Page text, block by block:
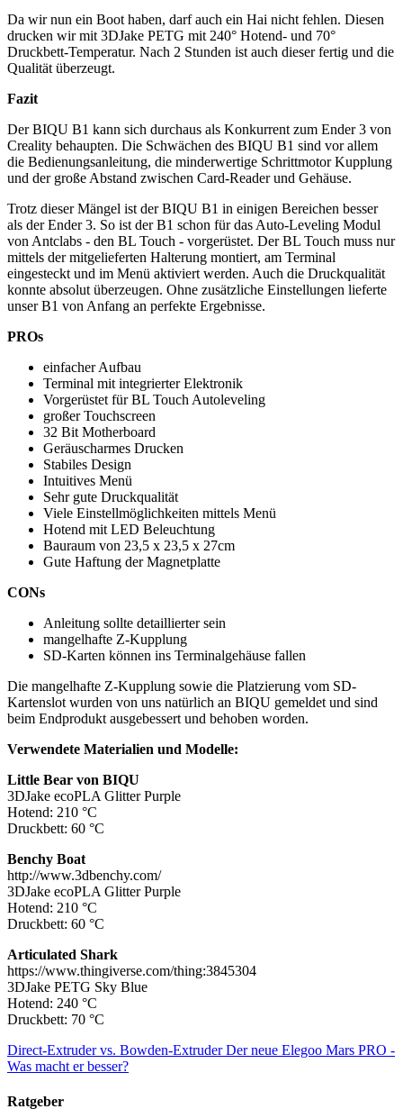
Da wir nun ein Boot haben, darf auch ein Hai nicht fehlen. Diesen
drucken wir mit 3DJake PETG mit 240° Hotend- und 70°
Druckbett-Temperatur. Nach 2 Stunden ist auch dieser fertig und die
Qualität überzeugt.
Fazit
Der BIQU B1 kann sich durchaus als Konkurrent zum Ender 3 von
Creality behaupten. Die Schwächen des BIQU B1 sind vor allem
die Bedienungsanleitung, die minderwertige Schrittmotor Kupplung
und der große Abstand zwischen Card-Reader und Gehäuse.
Trotz dieser Mängel ist der BIQU B1 in einigen Bereichen besser
als der Ender 3. So ist der B1 schon für das Auto-Leveling Modul
von Antclabs - den BL Touch - vorgerüstet. Der BL Touch muss nur
mittels der mitgelieferten Halterung montiert, am Terminal
eingesteckt und im Menü aktiviert werden. Auch die Druckqualität
konnte absolut überzeugen. Ohne zusätzliche Einstellungen lieferte
unser B1 von Anfang an perfekte Ergebnisse.
PROs
einfacher Aufbau
Terminal mit integrierter Elektronik
Vorgerüstet für BL Touch Autoleveling
großer Touchscreen
32 Bit Motherboard
Geräuscharmes Drucken
Stabiles Design
Intuitives Menü
Sehr gute Druckqualität
Viele Einstellmöglichkeiten mittels Menü
Hotend mit LED Beleuchtung
Bauraum von 23,5 x 23,5 x 27cm
Gute Haftung der Magnetplatte
CONs
Anleitung sollte detaillierter sein
mangelhafte Z-Kupplung
SD-Karten können ins Terminalgehäuse fallen
Die mangelhafte Z-Kupplung sowie die Platzierung vom SD-
Kartenslot wurden von uns natürlich an BIQU gemeldet und sind
beim Endprodukt ausgebessert und behoben worden.
Verwendete Materialien und Modelle:
Little Bear von BIQU
3DJake ecoPLA Glitter Purple
Hotend: 210 °C
Druckbett: 60 °C
Benchy Boat
http://www.3dbenchy.com/
3DJake ecoPLA Glitter Purple
Hotend: 210 °C
Druckbett: 60 °C
Articulated Shark
https://www.thingiverse.com/thing:3845304
3DJake PETG Sky Blue
Hotend: 240 °C
Druckbett: 70 °C
Direct-Extruder vs. Bowden-Extruder Der neue Elegoo Mars PRO -
Was macht er besser?
Ratgeber